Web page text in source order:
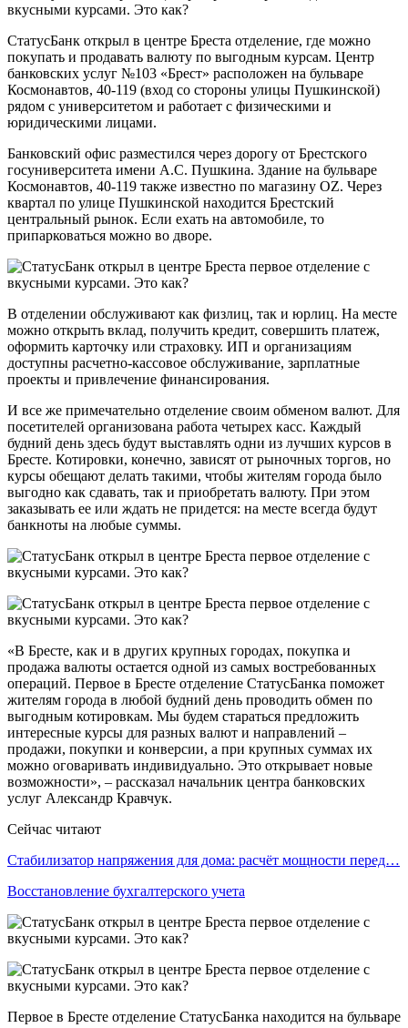
СтатусБанк открыл в центре Бреста отделение, где можно
покупать и продавать валюту по выгодным курсам. Центр
банковских услуг №103 «Брест» расположен на бульваре
Космонавтов, 40-119 (вход со стороны улицы Пушкинской)
рядом с университетом и работает с физическими и
юридическими лицами.
Банковский офис разместился через дорогу от Брестского
госуниверситета имени А.С. Пушкина. Здание на бульваре
Космонавтов, 40-119 также известно по магазину OZ. Через
квартал по улице Пушкинской находится Брестский
центральный рынок. Если ехать на автомобиле, то
припарковаться можно во дворе.
В отделении обслуживают как физлиц, так и юрлиц. На месте
можно открыть вклад, получить кредит, совершить платеж,
оформить карточку или страховку. ИП и организациям
доступны расчетно-кассовое обслуживание, зарплатные
проекты и привлечение финансирования.
И все же примечательно отделение своим обменом валют. Для
посетителей организована работа четырех касс. Каждый
будний день здесь будут выставлять одни из лучших курсов в
Бресте. Котировки, конечно, зависят от рыночных торгов, но
курсы обещают делать такими, чтобы жителям города было
выгодно как сдавать, так и приобретать валюту. При этом
заказывать ее или ждать не придется: на месте всегда будут
банкноты на любые суммы.
«В Бресте, как и в других крупных городах, покупка и
продажа валюты остается одной из самых востребованных
операций. Первое в Бресте отделение СтатусБанка поможет
жителям города в любой будний день проводить обмен по
выгодным котировкам. Мы будем стараться предложить
интересные курсы для разных валют и направлений –
продажи, покупки и конверсии, а при крупных суммах их
можно оговаривать индивидуально. Это открывает новые
возможности», – рассказал начальник центра банковских
услуг Александр Кравчук.
Сейчас читают
Стабилизатор напряжения для дома: расчёт мощности перед…
Восстановление бухгалтерского учета
Первое в Бресте отделение СтатусБанка находится на бульваре